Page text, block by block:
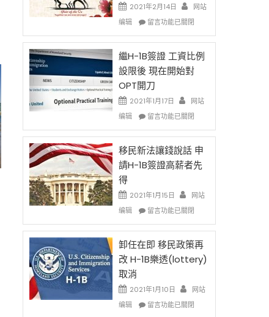
2021年2月14日
网站
编辑
在
Chinese
New
Year
Ox
Special
Issue〉
中
留言功能已關閉
繼H-1B簽證 工資比例
設限後 現在開始對
OPT開刀
2021年1月17日
网站
编辑
在
H-
1B
簽
證
資
比
設
限
後
現
開
始
對
留言功能已關閉
移民新法讓錢說話 申
請H-1B簽證高薪者先
得
2021年1月15日
网站
编辑
在
民
新
法
讓
說
話
留言功能已關閉
卸任在即 移民政策再
改 H-1B樂透(lottery)
取消
2021年1月10日
网站
编辑
在
留言功能已關閉